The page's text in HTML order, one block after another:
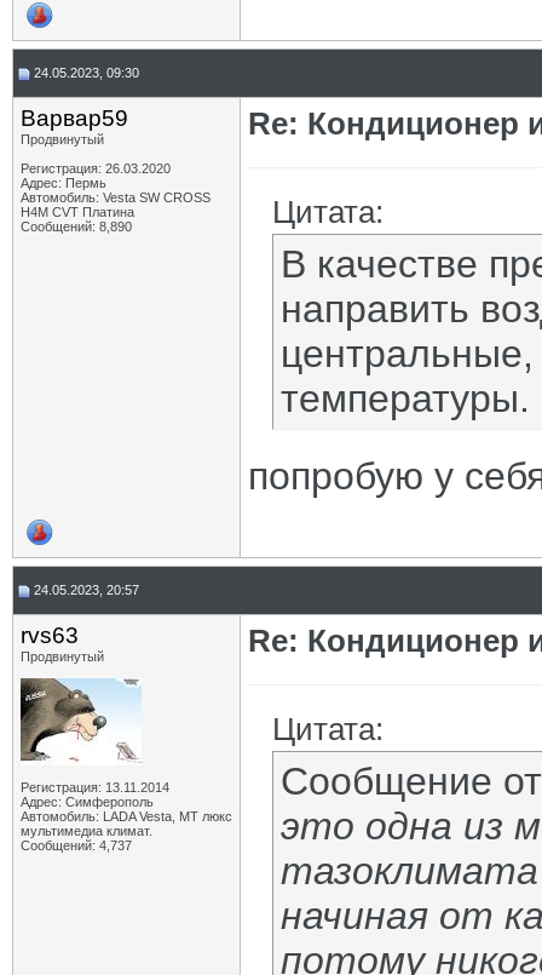
24.05.2023, 09:30
Варвар59
Продвинутый
Регистрация: 26.03.2020
Адрес: Пермь
Автомобиль: Vesta SW CROSS
H4M CVT Платина
Сообщений: 8,890
Re: Кондиционер
Цитата:
В качестве
направить
температуры.
попробую у
24.05.2023, 20:57
rvs63
Продвинутый
Регистрация: 13.11.2014
Адрес: Симферополь
Автомобиль: LADA Vesta, МТ люкс
мультимедиа климат.
Сообщений: 4,737
Re: Кондиционер
Цитата:
Сообщение
это одна из
тазоклимата
начиная от
потому